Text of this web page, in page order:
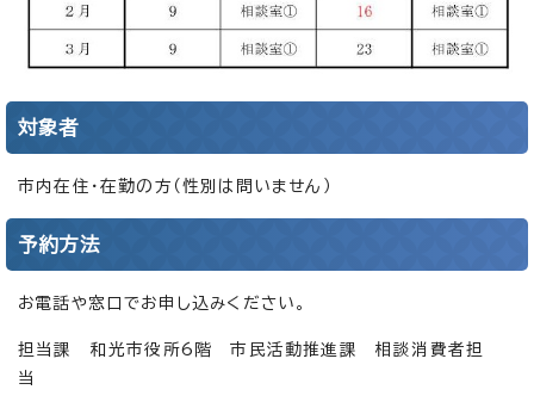
対象者
市内在住・在勤の方（性別は問いません）
予約方法
お電話や窓口でお申し込みください。
担当課 和光市役所6階 市民活動推進課 相談消費者担
当